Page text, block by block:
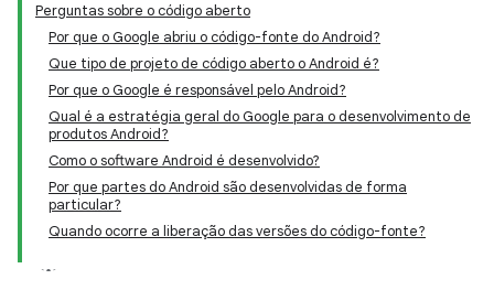
Perguntas sobre o código aberto
Por que o Google abriu o código-fonte do Android?
Que tipo de projeto de código aberto o Android é?
Por que o Google é responsável pelo Android?
Qual é a estratégia geral do Google para o desenvolvimento de
produtos Android?
Como o software Android é desenvolvido?
Por que partes do Android são desenvolvidas de forma
particular?
Quando ocorre a liberação das versões do código-fonte?